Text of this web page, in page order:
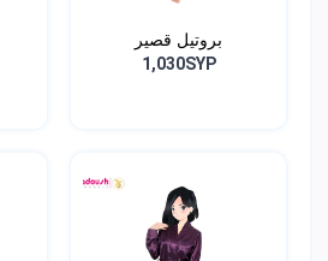
بروتيل قصير
1,030SYP